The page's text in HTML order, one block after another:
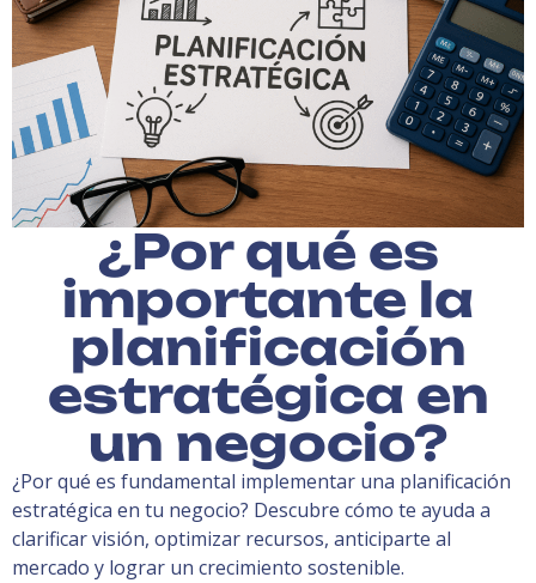
¿Por qué es
importante la
planificación
estratégica en
un negocio?
¿Por qué es fundamental implementar una planificación
estratégica en tu negocio? Descubre cómo te ayuda a
clarificar visión, optimizar recursos, anticiparte al
mercado y lograr un crecimiento sostenible.